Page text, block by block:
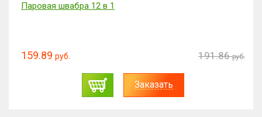
Паровая швабра 12 в 1
159.89 руб. 191.86 руб.
Заказать